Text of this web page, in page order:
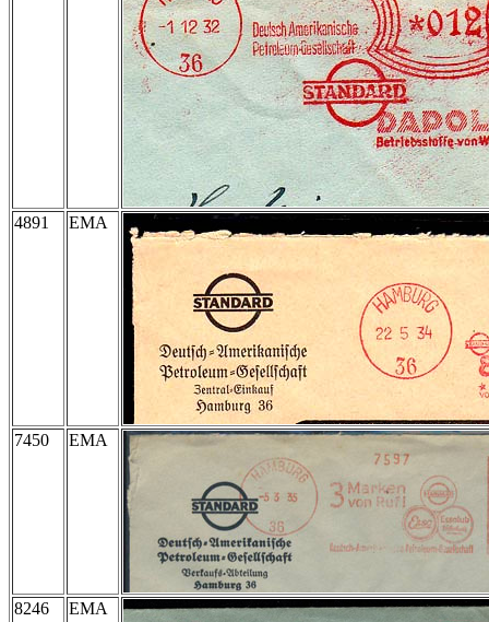
4891 EMA
7450 EMA
8246 EMA